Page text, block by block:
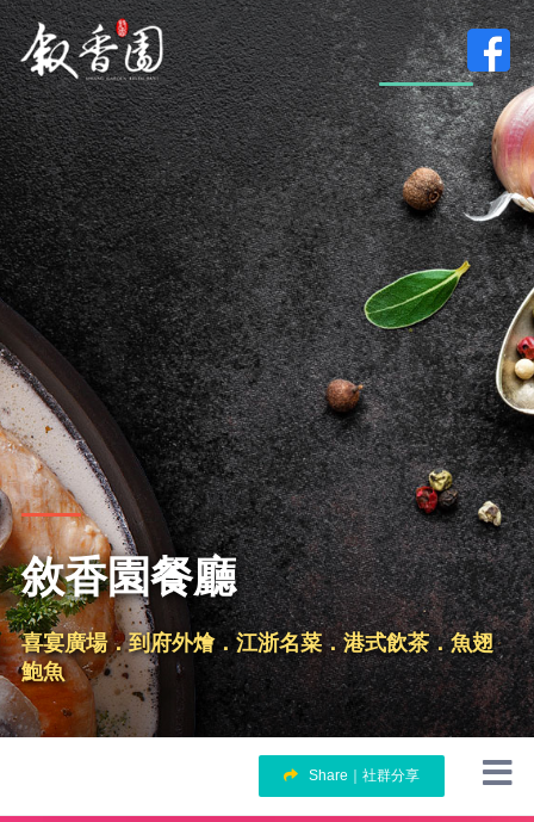
敘香園餐廳
喜宴廣場．到府外燴．江浙名菜．港式飲茶．魚翅
鮑魚
Share｜社群分享